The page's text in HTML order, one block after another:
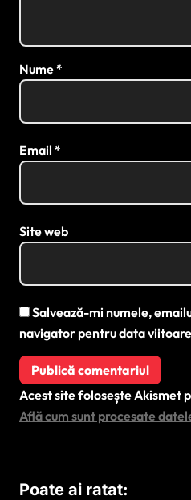
Nume*
Email *
Site web
Salvează-mi numele,
navigator pentru data
Acest site folosește Akismet
Află cum sunt procesate
Poate ai ratat: